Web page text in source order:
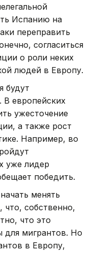
Испанию на
переправить
согласиться
о роли неких
людей в Европу.
будут
В европейских
ужесточение
а также рост
Например, во
уже лидер
победить.
менять
что, собственно,
что это
для мигрантов. Но
в Европу,